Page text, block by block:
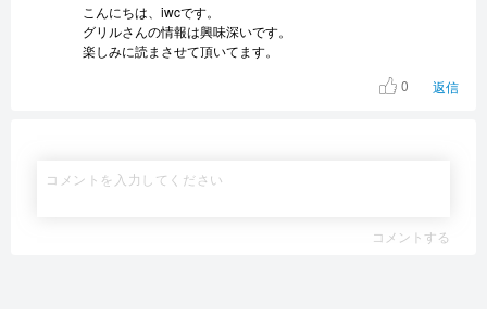
こんにちは、iwcです。
グリルさんの情報は興味深いです。
楽しみに読まさせて頂いてます。
0
返信
コメントする